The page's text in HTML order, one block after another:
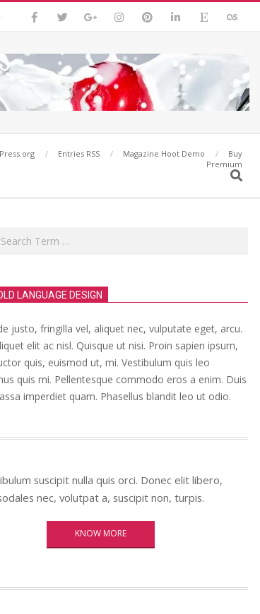
Entries RSS Magazine Hoot Demo
Buy
Premium
Search
LANGUAGE DESIGN
justo, fringilla vel, aliquet nec, vulputate eget, arcu.
elit ac nisl. Quisque ut nisi. Proin sapien ipsum,
quis, euismod ut, mi. Vestibulum quis leo
quis mi. Pellentesque commodo eros a enim. Duis
imperdiet quam. Phasellus blandit leo ut odio.
suscipit nulla quis orci. Donec elit libero,
nec, volutpat a, suscipit non, turpis.
KNOW MORE